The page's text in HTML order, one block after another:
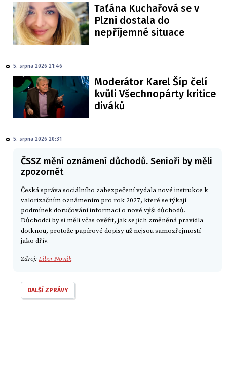
Taťána Kuchařová se v
Plzni dostala do
nepříjemné situace
5. srpna 2026 21:46
Moderátor Karel Šíp čelí
kvůli Všechnopárty kritice
diváků
5. srpna 2026 20:31
ČSSZ mění oznámení důchodů. Senioři by měli
zpozornět
Česká správa sociálního zabezpečení vydala nové instrukce k
valorizačním oznámením pro rok 2027, které se týkají
podmínek doručování informací o nové výši důchodů.
Důchodci by si měli včas ověřit, jak se jich změněná pravidla
dotknou, protože papírové dopisy už nejsou samozřejmostí
jako dřív.
Zdroj:Libor Novák
DALŠÍ ZPRÁVY